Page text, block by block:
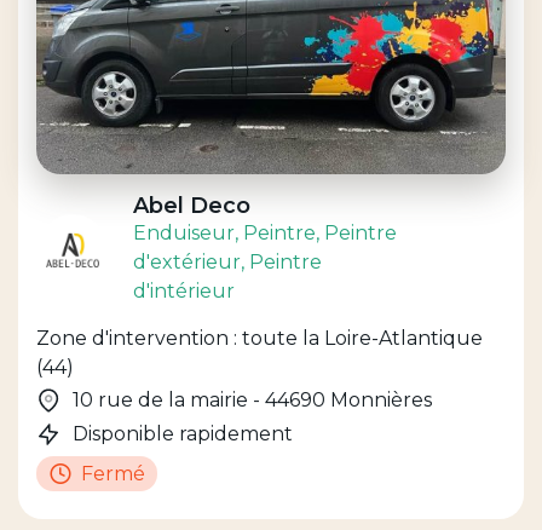
Abel Deco
Enduiseur, Peintre, Peintre
d'extérieur, Peintre
d'intérieur
Zone d'intervention : toute la Loire-Atlantique
(44)
10 rue de la mairie - 44690 Monnières
Disponible rapidement
Fermé